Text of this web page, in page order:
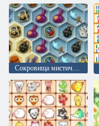
Сокровища мистического моря